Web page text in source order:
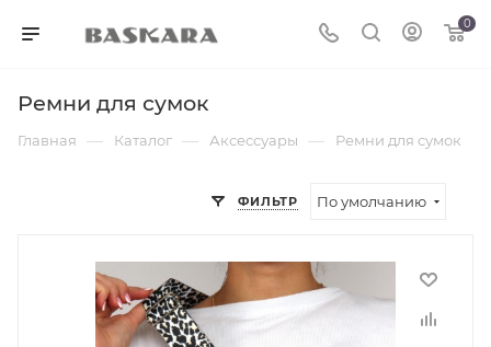
0
Ремни для сумок
Главная — Каталог — Аксессуары — Ремни для сумок
ФИЛЬТР По умолчанию